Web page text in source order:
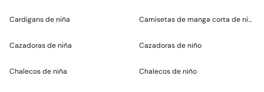
Cardigans de niña
Cazadoras de niña
Chalecos de niña
Camisetas de manga corta de niño
Cazadoras de niño
Chalecos de niño